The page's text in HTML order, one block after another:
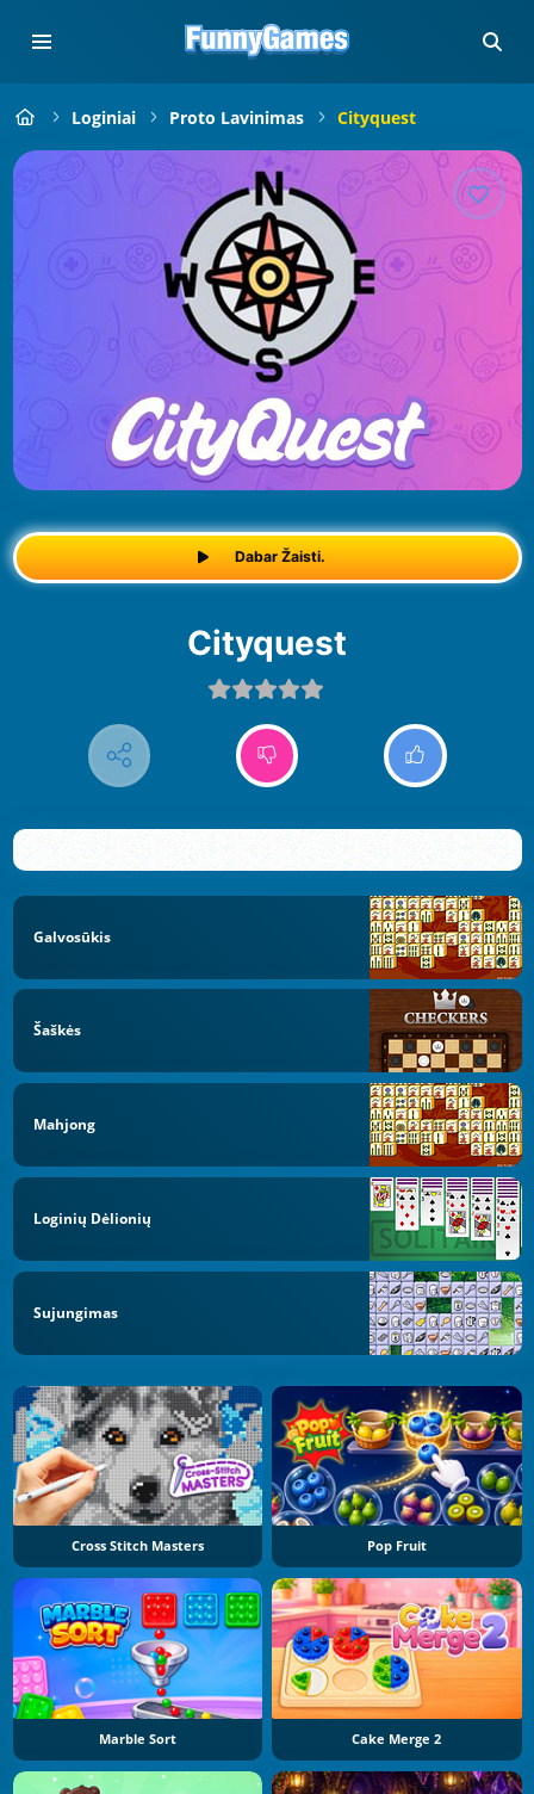
Loginiai Proto Lavinimas Cityquest
Dabar Žaisti.
Cityquest
Galvosūkis
Šaškės
Mahjong
Loginių Dėlionių
Sujungimas
Cross Stitch Masters Pop Fruit
Marble Sort Cake Merge 2